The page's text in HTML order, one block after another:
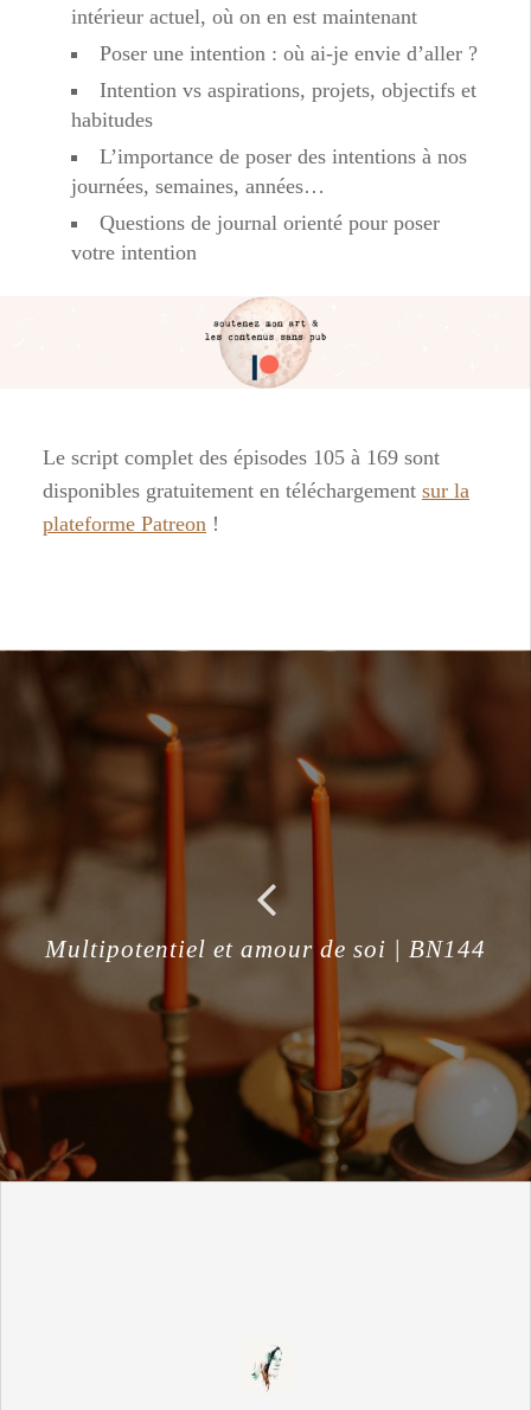
intérieur actuel, où on en est maintenant
Poser une intention : où ai-je envie d’aller ?
Intention vs aspirations, projets, objectifs et
habitudes
L’importance de poser des intentions à nos
journées, semaines, années…
Questions de journal orienté pour poser
votre intention
Le script complet des épisodes 105 à 169 sont
disponibles gratuitement en téléchargement sur la
plateforme Patreon !
Multipotentiel et amour de soi | BN144